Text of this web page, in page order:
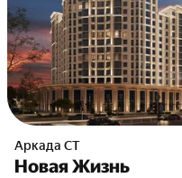
Аркада СТ
Новая Жизнь